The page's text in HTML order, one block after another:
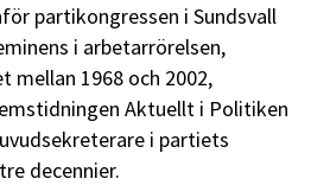
partikongressen i Sundsvall
i arbetarrörelsen,
mellan 1968 och 2002,
Aktuellt i Politiken
i partiets
decennier.